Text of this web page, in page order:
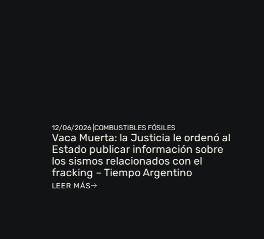
12/06/2026 | COMBUSTIBLES FÓSILES
Vaca Muerta: la Justicia le ordenó al
Estado publicar información sobre
los sismos relacionados con el
fracking – Tiempo Argentino
LEER MÁS